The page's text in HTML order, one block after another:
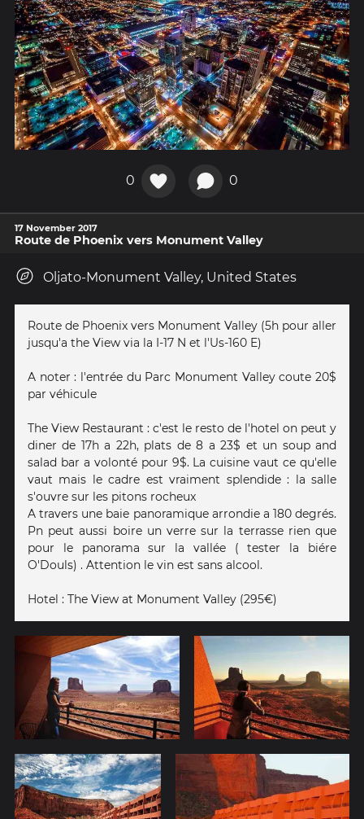
0 0
17 November 2017
Route de Phoenix vers Monument Valley
Oljato-Monument Valley, United States
Route de Phoenix vers Monument Valley (5h pour aller
jusqu'a the View via la I-17 N et l'Us-160 E)
A noter : l'entrée du Parc Monument Valley coute 20$
par véhicule
The View Restaurant : c'est le resto de l'hotel on peut y
diner de 17h a 22h, plats de 8 a 23$ et un soup and
salad bar a volonté pour 9$. La cuisine vaut ce qu'elle
vaut mais le cadre est vraiment splendide : la salle
s'ouvre sur les pitons rocheux
A travers une baie panoramique arrondie a 180 degrés.
Pn peut aussi boire un verre sur la terrasse rien que
pour le panorama sur la vallée ( tester la biére
O'Douls) . Attention le vin est sans alcool.
Hotel : The View at Monument Valley (295€)